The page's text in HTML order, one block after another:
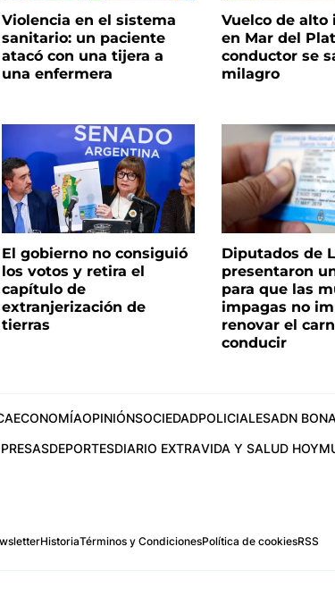
Violencia en el sistema
sanitario: un paciente
atacó con una tijera a
una enfermera
Vuelco de alto
en Mar del
conductor se
milagro
El gobierno no consiguió
los votos y retira el
capítulo de
extranjerización de
tierras
Diputados de
presentaron
para que las
impagas no
renovar el
conducir
ECONOMÍAOPINIÓNSOCIEDADPOLICIALESADN
DEPORTESDIARIO EXTRAVIDA Y SALUD HOY
HistoriaTérminos y CondicionesPolítica de cookiesRSS